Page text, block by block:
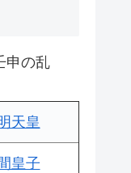
申の乱
天皇
皇子